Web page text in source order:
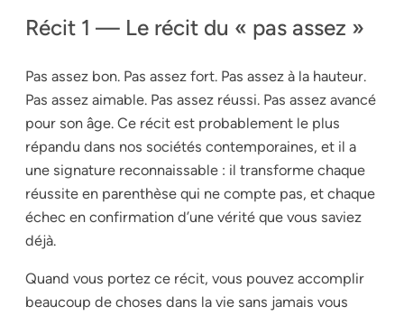
Récit 1 — Le récit du « pas assez »
Pas assez bon. Pas assez fort. Pas assez à la hauteur.
Pas assez aimable. Pas assez réussi. Pas assez avancé
pour son âge. Ce récit est probablement le plus
répandu dans nos sociétés contemporaines, et il a
une signature reconnaissable : il transforme chaque
réussite en parenthèse qui ne compte pas, et chaque
échec en confirmation d’une vérité que vous saviez
déjà.
Quand vous portez ce récit, vous pouvez accomplir
beaucoup de choses dans la vie sans jamais vous